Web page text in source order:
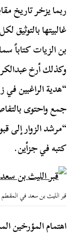
ربما يزخر تاريخ
غالبيتها
بن الزيات كتاباً
وكذلك أرخ
“هدية الراغبين في
جمع واحتوى
“مرشد الزوار إلى
كتبه في جزأين.
قبر الليث بن سعد في المقطم
اهتمام المؤرخين